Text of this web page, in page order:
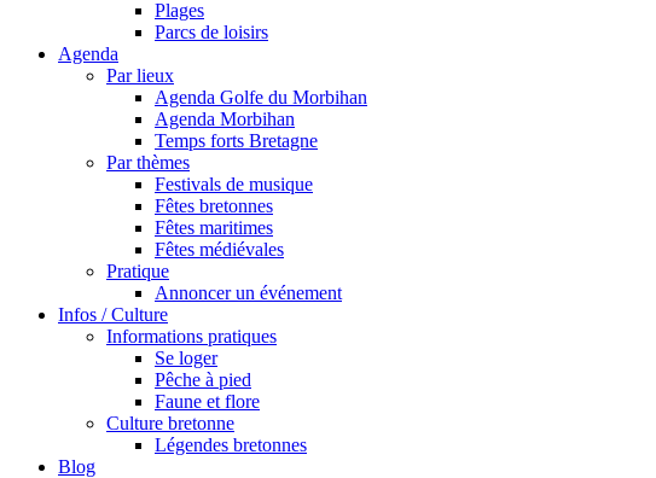
Plages
Parcs de loisirs
Agenda
Par lieux
Agenda Golfe du Morbihan
Agenda Morbihan
Temps forts Bretagne
Par thèmes
Festivals de musique
Fêtes bretonnes
Fêtes maritimes
Fêtes médiévales
Pratique
Annoncer un événement
Infos / Culture
Informations pratiques
Se loger
Pêche à pied
Faune et flore
Culture bretonne
Légendes bretonnes
Blog